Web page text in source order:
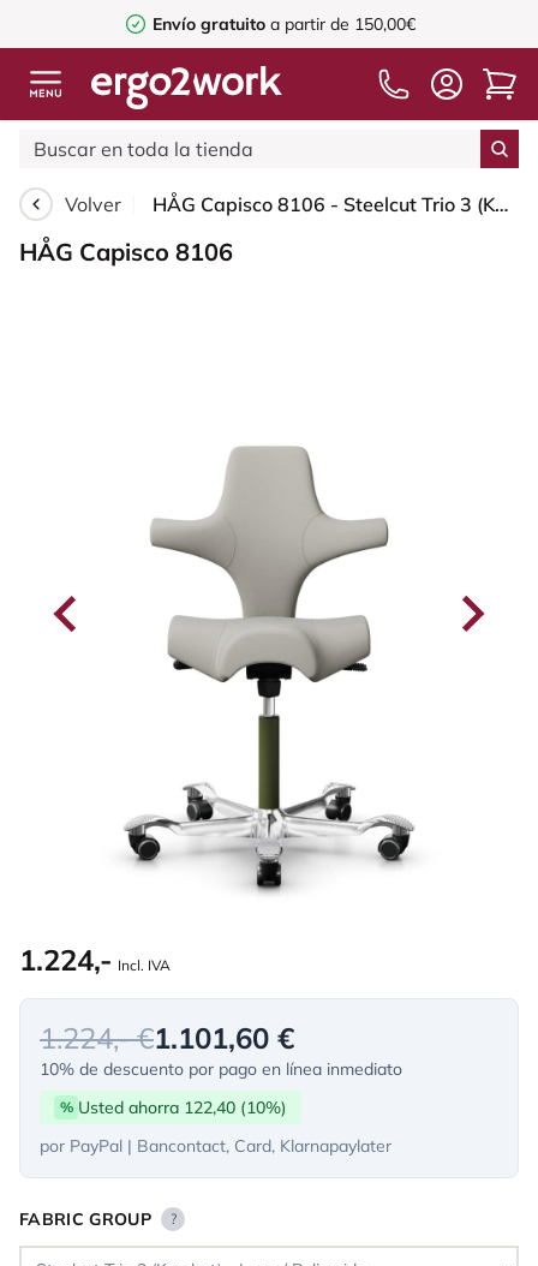
Envío gratuito a partir de 150,00€
Volver HÅG Capisco 8106 - Steelcut Trio 3 (Kvadrat) - Lana / Poliamida - STT213 - Light beige - Moss Grey - 265 mm (seat height 53-79cm) - Hard castors for soft floors
HÅG Capisco 8106
1.224,- Incl. IVA
1.224,- €1.101,60 €
10% de descuento por pago en línea inmediato
% Usted ahorra 122,40 (10%)
por PayPal | Bancontact, Card, Klarnapaylater
FABRIC GROUP ?